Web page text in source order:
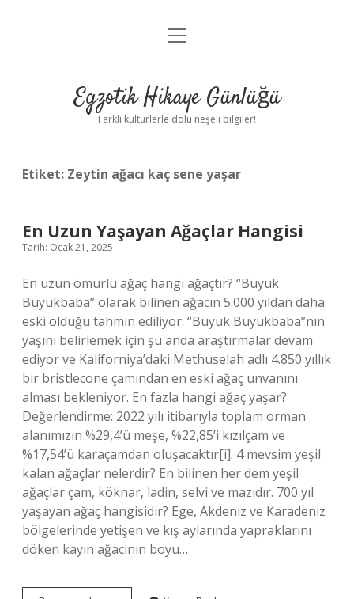
Anasayfa
Yasal Uyarı
menüyü
Egzotik Hikaye Günlüğü
Farklı kültürlerle dolu neşeli bilgiler!
Etiket: Zeytin ağacı kaç sene yaşar
En Uzun Yaşayan Ağaçlar Hangisi
Tarih: Ocak 21, 2025
En uzun ömürlü ağaç hangi ağaçtır? “Büyük
Büyükbaba” olarak bilinen ağacın 5.000 yıldan daha
eski olduğu tahmin ediliyor. “Büyük Büyükbaba”nın
yaşını belirlemek için şu anda araştırmalar devam
ediyor ve Kaliforniya’daki Methuselah adlı 4.850 yıllık
bir bristlecone çamından en eski ağaç unvanını
alması bekleniyor. En fazla hangi ağaç yaşar?
Değerlendirme: 2022 yılı itibarıyla toplam orman
alanımızın %29,4’ü meşe, %22,85’i kızılçam ve
%17,54’ü karaçamdan oluşacaktır[i]. 4 mevsim yeşil
kalan ağaçlar nelerdir? En bilinen her dem yeşil
ağaçlar çam, köknar, ladin, selvi ve mazıdır. 700 yıl
yaşayan ağaç hangisidir? Ege, Akdeniz ve Karadeniz
bölgelerinde yetişen ve kış aylarında yapraklarını
döken kayın ağacının boyu…